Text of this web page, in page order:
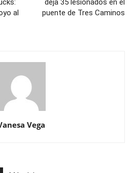
al
deja 35 lesionados en el
puente de Tres Caminos
Vega